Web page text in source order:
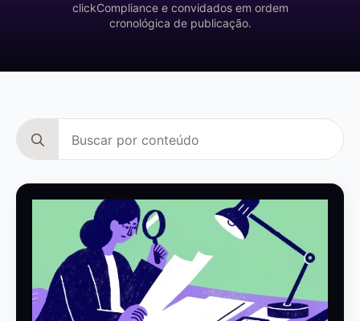
clickCompliance e convidados em ordem
cronológica de publicação.
for: